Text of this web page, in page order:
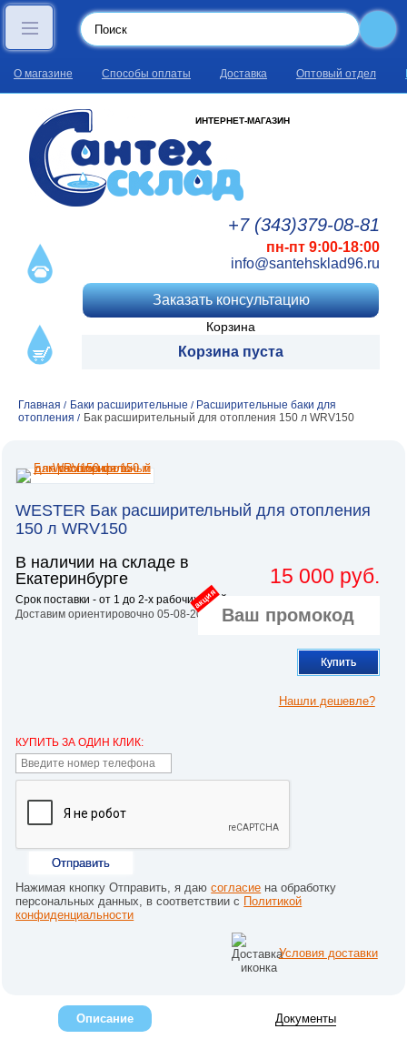
О магазине Способы оплаты Доставка Оптовый отдел
ИНТЕРНЕТ-МАГАЗИН
+7 (343)379-08-81
пн-пт 9:00-18:00
info@santehsklad96.ru
Заказать консультацию
Корзина
Корзина пуста
Главная / Баки расширительные / Расширительные баки для
отопления / Бак расширительный для отопления 150 л WRV150
WESTER Бак расширительный для отопления
150 л WRV150
В наличии на складе в
Екатеринбурге
Срок поставки - от 1 до 2-х рабочих дней.
Доставим ориентировочно 05-08-2026
15 000 руб.
акция
Купить
Нашли дешевле?
КУПИТЬ ЗА ОДИН КЛИК:
Отправить
Нажимая кнопку Отправить, я даюсогласие на обработку
персональных данных, в соответствии с Политикой
конфиденциальности
Условия доставки
Описание Документы